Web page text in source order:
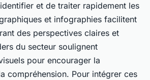
et de traiter rapidement les
et infographies facilitent
des perspectives claires et
du secteur soulignent
pour encourager la
compréhension. Pour intégrer ces